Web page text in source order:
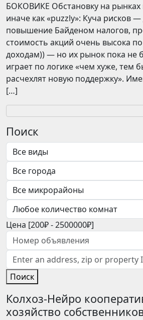
БОКОВИКЕ Обстановку на рынках
иначе как «puzzly»: Куча рисков
повышение Байденом налогов,
стоимость акций очень высока
доходам)) — но их рынок пока не
играет по логике «чем хуже, тем
расчехлят новую поддержку».
[…]
Поиск
Цена [200₽-2500000₽]
Поиск
Колхоз-Нейро
хозяйство